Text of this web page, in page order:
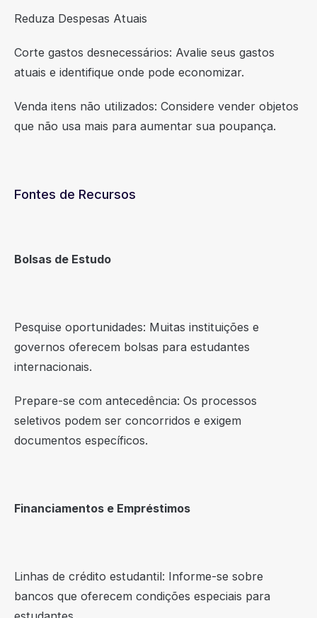
Reduza Despesas Atuais
Corte gastos desnecessários: Avalie seus gastos
atuais e identifique onde pode economizar.
Venda itens não utilizados: Considere vender objetos
que não usa mais para aumentar sua poupança.
Fontes de Recursos
Bolsas de Estudo
Pesquise oportunidades: Muitas instituições e
governos oferecem bolsas para estudantes
internacionais.
Prepare-se com antecedência: Os processos
seletivos podem ser concorridos e exigem
documentos específicos.
Financiamentos e Empréstimos
Linhas de crédito estudantil: Informe-se sobre
bancos que oferecem condições especiais para